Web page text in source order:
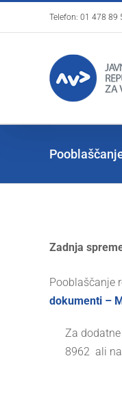
Telefon: 01 478 89
Zadnja
Pooblaščanje
dokumenti –
Za
8962 ali